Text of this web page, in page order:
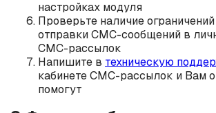
настройках модуля
Проверьте наличие
отправки СМС-сообщений в
СМС-рассылок
Напишите в техническую
кабинете СМС-рассылок и Вам
помогут